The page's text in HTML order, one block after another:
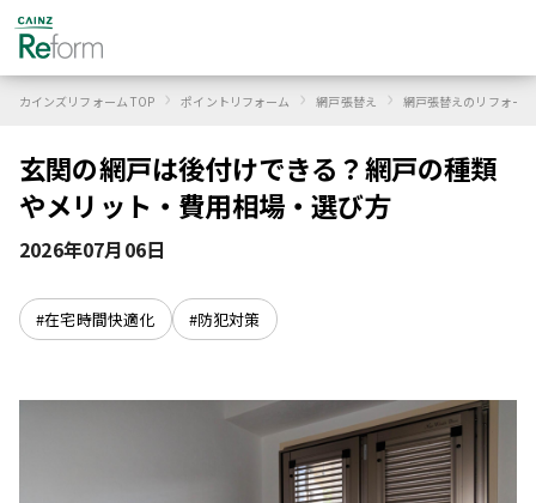
カインズリフォーム TOP › ポイントリフォーム › 網戸張替え › 網戸張替えのリフォー
玄関の網戸は後付けできる？網戸の種類
やメリット・費用相場・選び方
2026年07月06日
#在宅時間快適化 #防犯対策